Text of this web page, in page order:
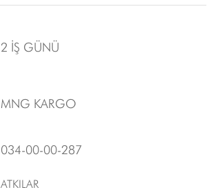
2 İŞ GÜNÜ
MNG KARGO
034-00-00-287
ATKILAR